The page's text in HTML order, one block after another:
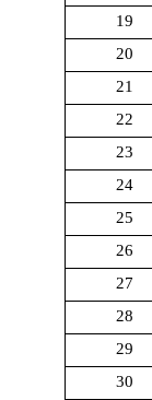
19
20
21
22
23
24
25
26
27
28
29
30